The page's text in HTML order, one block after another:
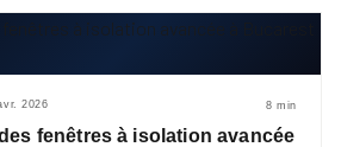
2026 8 min
fenêtres à isolation avancée